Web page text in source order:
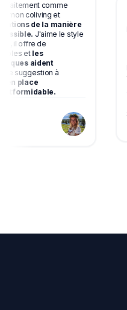
comme
mon coliving et
de la manière
possible.J'aime le style
il offre de
etles
aident
une suggestion à
en place
est formidable.